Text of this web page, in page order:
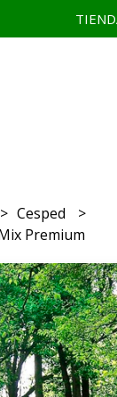
Cesped
Premium